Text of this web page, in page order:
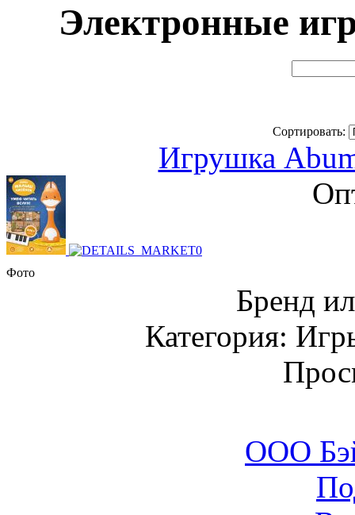
Электронные
Сортировать:
Игрушка
Фото
Бренд
Категория:
ООО